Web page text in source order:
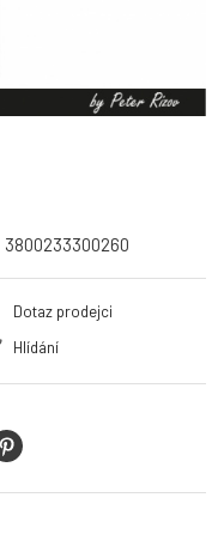
3800233300260
Dotaz prodejci
Hlídání